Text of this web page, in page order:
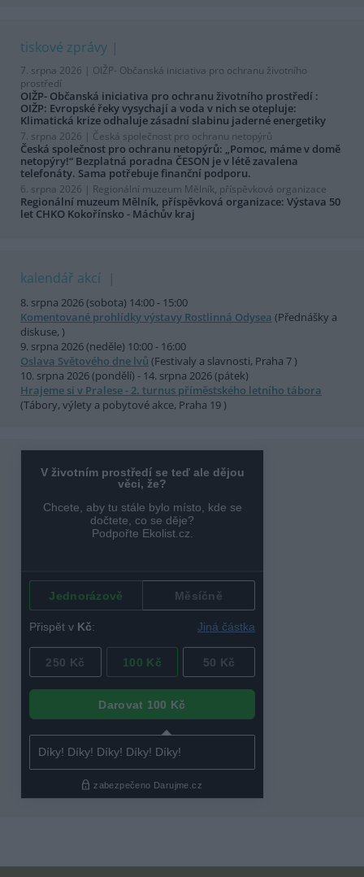
tiskové zprávy
7. srpna 2026 | OIŽP- Občanská iniciativa pro ochranu životního
prostředí
OIŽP- Občanská iniciativa pro ochranu životního prostředí :
OIŽP: Evropské řeky vysychají a voda v nich se otepluje:
Klimatická krize odhaluje zásadní slabinu jaderné energetiky
7. srpna 2026 | Česká společnost pro ochranu netopýrů
Česká společnost pro ochranu netopýrů: „Pomoc, máme v domě
netopýry!“ Bezplatná poradna ČESON je v létě zavalena
telefonáty. Sama potřebuje finanční podporu.
6. srpna 2026 | Regionální muzeum Mělník, příspěvková organizace
Regionální muzeum Mělník, příspěvková organizace: Výstava 50
let CHKO Kokořínsko - Máchův kraj
kalendář akcí
8. srpna 2026 (sobota) 14:00 - 15:00
Komentované prohlídky výstavy Rostlinná Odysea (Přednášky a
diskuse, )
9. srpna 2026 (neděle) 10:00 - 16:00
Oslava Světového dne lvů (Festivaly a slavnosti, Praha 7 )
10. srpna 2026 (pondělí) - 14. srpna 2026 (pátek)
Hrajeme si v Pralese - 2. turnus příměstského letního tábora
(Tábory, výlety a pobytové akce, Praha 19 )